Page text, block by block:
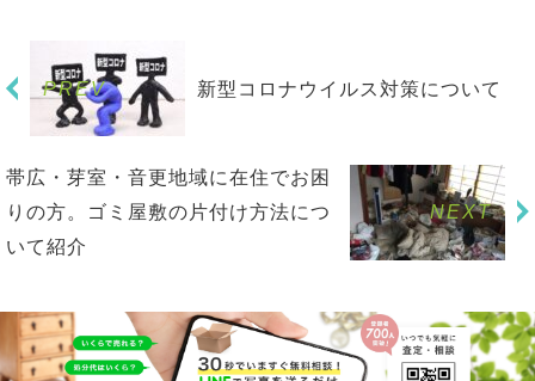
新型コロナウイルス対策について
PREV
帯広・芽室・音更地域に在住でお困
りの方。ゴミ屋敷の片付け方法につ
いて紹介
NEXT